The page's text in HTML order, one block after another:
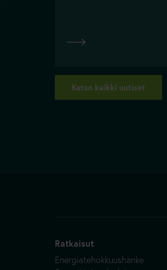
Katso kaikki uutiset
Ratkaisut
Energiatehokkuushanke